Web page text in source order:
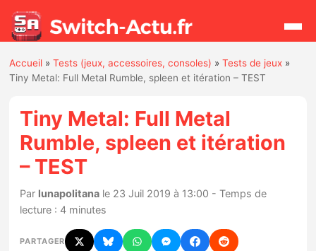
Rechercher
Actualités
Jeux
Hardware
Mises à jour
Accueil »Tests (jeux, accessoires, consoles) »Tests de jeux »
Tiny Metal: Full Metal Rumble, spleen et itération – TEST
Tiny Metal: Full Metal
Rumble, spleen et itération
– TEST
Par lunapolitana le 23 Juil 2019 à 13:00 - Temps de
lecture : 4 minutes
PARTAGER